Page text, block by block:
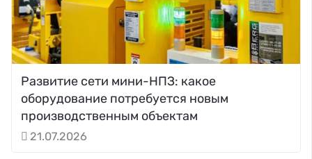
Развитие сети мини-НПЗ: какое
оборудование потребуется новым
производственным объектам
21.07.2026